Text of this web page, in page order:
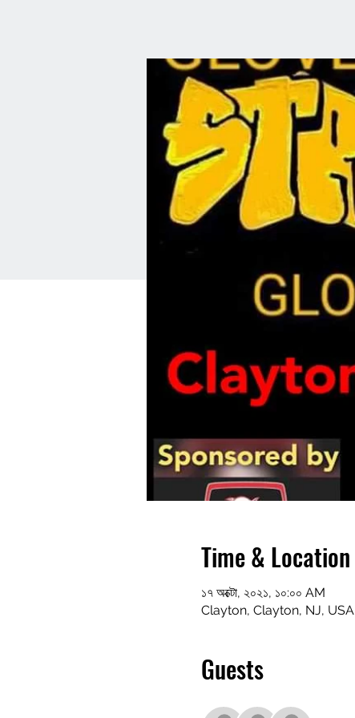
Time & Location
১৭ অক্টো, ২০২১, ১০:০০ AM
Clayton, Clayton, NJ, USA
Guests